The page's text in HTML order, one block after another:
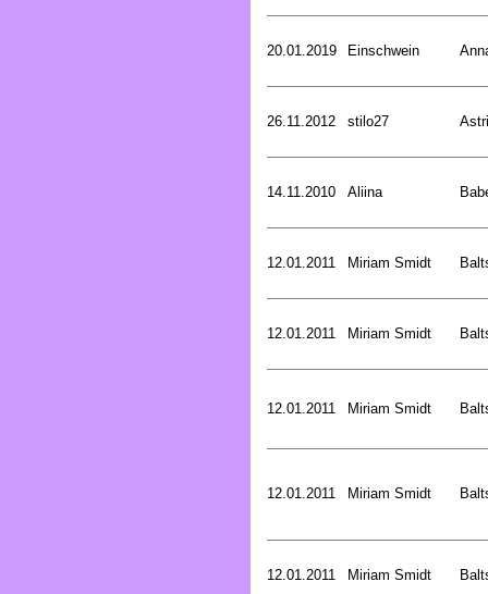
20.01.2019 Einschwein
26.11.2012 stilo27
14.11.2010 Aliina
12.01.2011 Miriam Smidt
12.01.2011 Miriam Smidt
12.01.2011 Miriam Smidt
12.01.2011 Miriam Smidt
12.01.2011 Miriam Smidt